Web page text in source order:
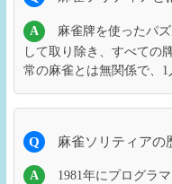
A
麻雀牌を使ったパ
して取り除き、すべての
常の麻雀とは無関係で、1
Q 麻雀ソリティアの
A
1981年にプログラ